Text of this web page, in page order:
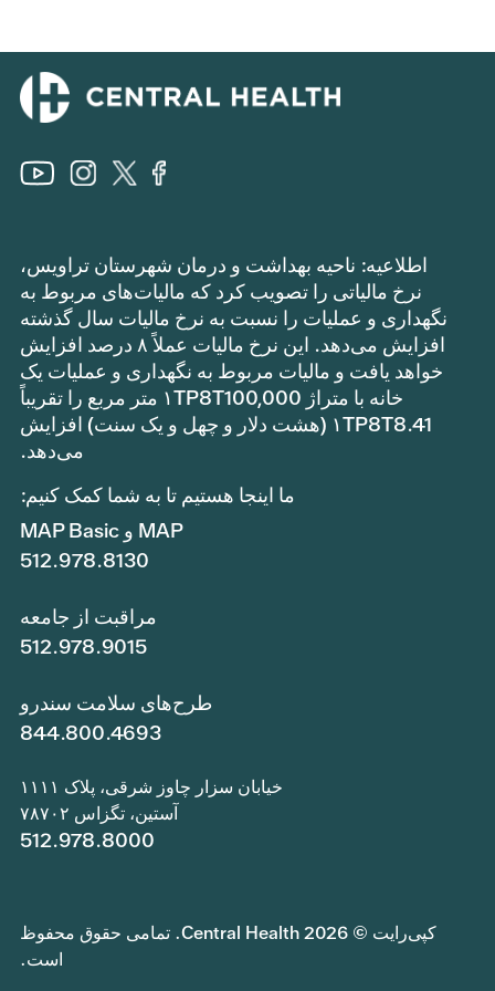
اطلاعیه: ناحیه بهداشت و درمان شهرستان تراویس،
نرخ مالیاتی را تصویب کرد که مالیات‌های مربوط به
نگهداری و عملیات را نسبت به نرخ مالیات سال گذشته
افزایش می‌دهد. این نرخ مالیات عملاً ۸ درصد افزایش
خواهد یافت و مالیات مربوط به نگهداری و عملیات یک
خانه با متراژ ۱TP8T100,000 متر مربع را تقریباً
۱TP8T8.41 (هشت دلار و چهل و یک سنت) افزایش
می‌دهد.
ما اینجا هستیم تا به شما کمک کنیم:
MAP و MAP Basic
512.978.8130
مراقبت از جامعه
512.978.9015
طرح‌های سلامت سندرو
844.800.4693
خیابان سزار چاوز شرقی، پلاک ۱۱۱۱
آستین، تگزاس ۷۸۷۰۲
512.978.8000
کپی‌رایت © 2026 Central Health. تمامی حقوق محفوظ
است.